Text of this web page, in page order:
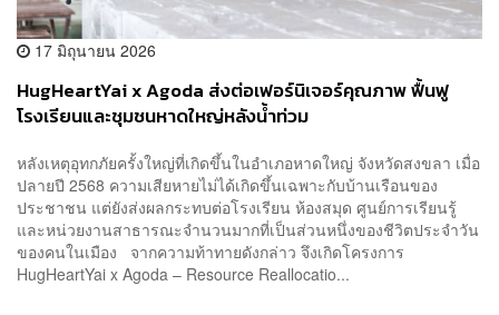
17 มิถุนายน 2026
HugHeartYai x Agoda ส่งต่อเฟอร์นิเจอร์คุณภาพ ฟื้นฟู
โรงเรียนและชุมชนหาดใหญ่หลังน้ำท่วม
หลังเหตุอุทกภัยครั้งใหญ่ที่เกิดขึ้นในอำเภอหาดใหญ่ จังหวัดสงขลา เมื่อ
ปลายปี 2568 ความเสียหายไม่ได้เกิดขึ้นเฉพาะกับบ้านเรือนของ
ประชาชน แต่ยังส่งผลกระทบต่อโรงเรียน ห้องสมุด ศูนย์การเรียนรู้
และหน่วยงานสาธารณะจำนวนมากที่เป็นส่วนหนึ่งของชีวิตประจำวัน
ของคนในเมือง จากความท้าทายดังกล่าว จึงเกิดโครงการ
HugHeartYai x Agoda – Resource Reallocatio...